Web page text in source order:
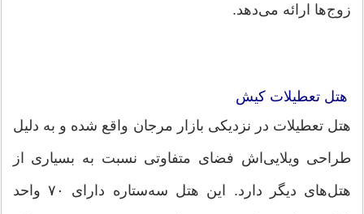
زوج‌ها ارائه می‌دهد.
هتل تعطیلات کیش
هتل تعطیلات در نزدیکی بازار مرجان واقع شده و به دلیل
طراحی ویلایی‌اش فضای متفاوتی نسبت به بسیاری از
هتل‌های دیگر دارد. این هتل سه‌ستاره دارای ۷۰ واحد